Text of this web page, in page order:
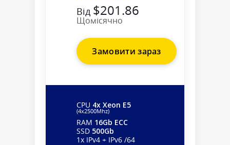
Від $201.86
Щомісячно
Замовити зараз
CPU 4x Xeon E5
(4х2500Mhz)
RAM 16Gb ECC
SSD 500Gb
1x IPv4 + IPv6 /64